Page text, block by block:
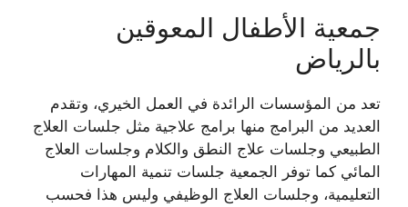
جمعية الأطفال المعوقين
بالرياض
تعد من المؤسسات الرائدة في العمل الخيري، وتقدم
العديد من البرامج منها برامج علاجية مثل جلسات العلاج
الطبيعي وجلسات علاج النطق والكلام وجلسات العلاج
المائي كما توفر الجمعية جلسات تنمية المهارات
التعليمية، وجلسات العلاج الوظيفي وليس هذا فحسب